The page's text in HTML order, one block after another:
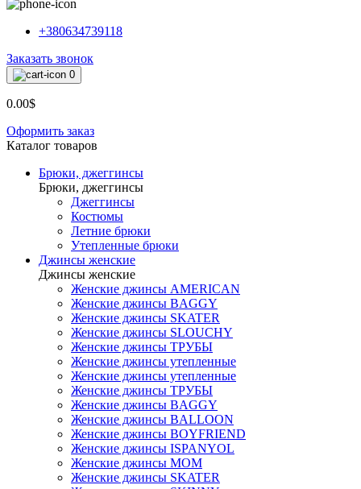
+380634739118
Заказать звонок
0
0.00$
Оформить заказ
Каталог товаров
Брюки, джеггинсы
Брюки, джеггинсы
Джеггинсы
Костюмы
Летние брюки
Утепленные брюки
Джинсы женские
Джинсы женские
Женские джинсы AMERICAN
Женские джинсы BAGGY
Женские джинсы SKATER
Женские джинсы SLOUCHY
Женские джинсы ТРУБЫ
Женские джинсы утепленные
Женские джинсы утепленные
Женские джинсы ТРУБЫ
Женские джинсы BAGGY
Женские джинсы BALLOON
Женские джинсы BOYFRIEND
Женские джинсы ISPANYOL
Женские джинсы МОМ
Женские джинсы SKATER